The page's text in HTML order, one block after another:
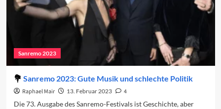
Sanremo 2023
Sanremo 2023: Gute Musik und schlechte Politik
Raphael Mair 13. Februar 2023
4
Die 73. Ausgabe des Sanremo-Festivals ist Geschichte, aber